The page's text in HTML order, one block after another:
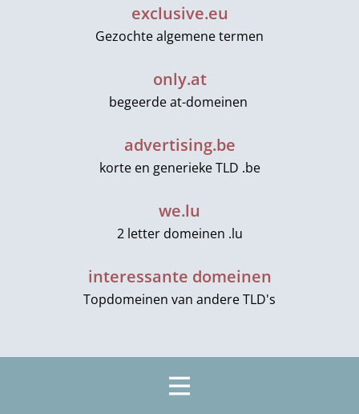
exclusive.eu
Gezochte algemene termen
only.at
begeerde at-domeinen
advertising.be
korte en generieke TLD .be
we.lu
2 letter domeinen .lu
interessante domeinen
Topdomeinen van andere TLD's